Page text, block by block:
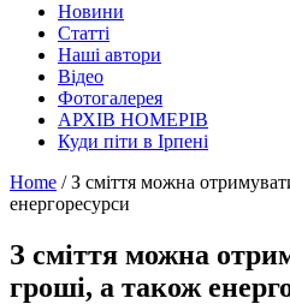
Новини
Статті
Наші автори
Відео
Фотогалерея
АРХІВ НОМЕРІВ
Куди піти в Ірпені
Home / З сміття можна
енергоресурси
З сміття можна
гроші, а також